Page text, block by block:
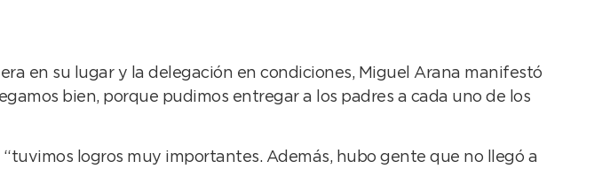
en su lugar y la delegación en condiciones, Miguel Arana manifestó
bien, porque pudimos entregar a los padres a cada uno de los
logros muy importantes. Además, hubo gente que no llegó a